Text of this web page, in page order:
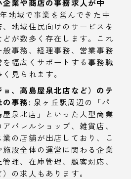
業や商店の事務求人が中
地域で事業を営んできた中
地域住民向けのサービスを
が数多く存在します。これ
般事務、経理事務、営業事務
を幅広くサポートする事務職
見られます。
、高島屋泉北店など）のテ
の事務: 泉ヶ丘駅周辺の「パ
屋泉北店」といった大型商業
パレルショップ、雑貨店、
の店舗が出店しており、こ
施設全体の運営に関わる企業
理、在庫管理、顧客対応、
の求人もあります。